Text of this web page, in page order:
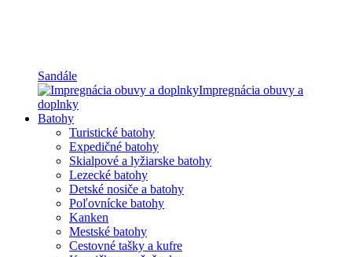
Sandále
Impregnácia obuvy a
doplnky
Batohy
Turistické batohy
Expedičné batohy
Skialpové a lyžiarske batohy
Lezecké batohy
Detské nosiče a batohy
Poľovnícke batohy
Kanken
Mestské batohy
Cestovné tašky a kufre